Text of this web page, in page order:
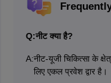
Q:नीट क्या है?
A:नीट-यूजी चिकित्सा के
लिए एकल प्रवेश द्वार है।